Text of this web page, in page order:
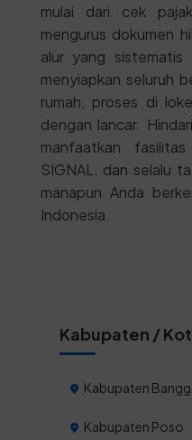
mulai dari cek
mengurus dokumen
alur yang sistematis
menyiapkan seluruh
rumah, proses di
dengan lancar.
manfaatkan
SIGNAL, dan selalu
manapun Anda
Indonesia.
Kabupaten /
Kabupaten
Kabupaten Poso